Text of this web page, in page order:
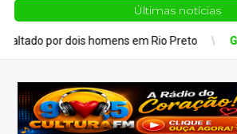
Últimas notícias
dois homens em Rio Preto Geral